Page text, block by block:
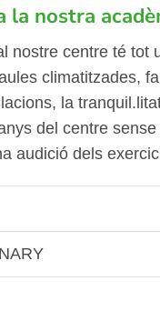
la nostra
nostre centre té tot
climatitzades,
la
del centre
audició dels